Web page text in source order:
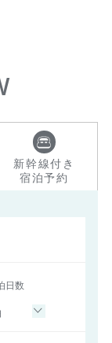
新幹線付き
宿泊予約
日数